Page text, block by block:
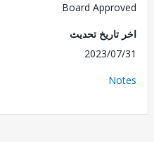
Board
تحديث
2023/